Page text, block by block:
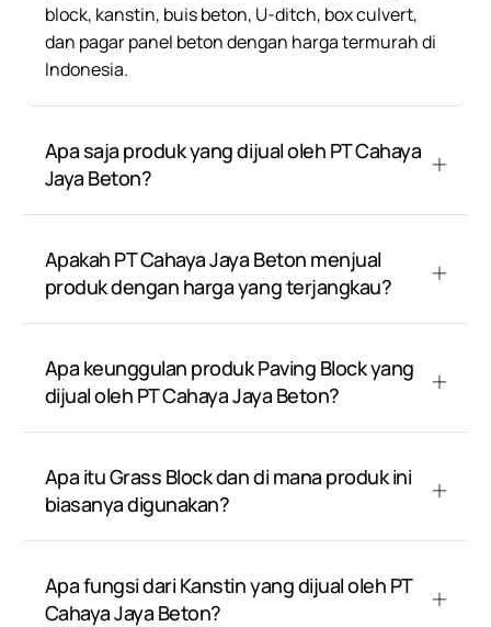
block, kanstin, buis beton, U-ditch, box culvert,
dan pagar panel beton dengan harga termurah di
Indonesia.
Apa saja produk yang dijual oleh PT Cahaya
Jaya Beton?
Apakah PT Cahaya Jaya Beton menjual
produk dengan harga yang terjangkau?
Apa keunggulan produk Paving Block yang
dijual oleh PT Cahaya Jaya Beton?
Apa itu Grass Block dan di mana produk ini
biasanya digunakan?
Apa fungsi dari Kanstin yang dijual oleh PT
Cahaya Jaya Beton?